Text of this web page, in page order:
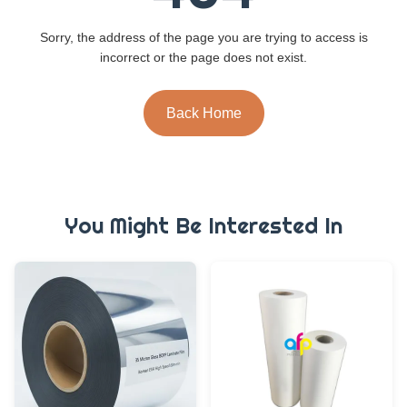
Sorry, the address of the page you are trying to access is
incorrect or the page does not exist.
Back Home
You Might Be Interested In